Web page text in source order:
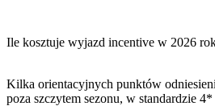
Ile kosztuje wyjazd incentive w 2026
Kilka orientacyjnych punktów
poza szczytem sezonu, w standardzie